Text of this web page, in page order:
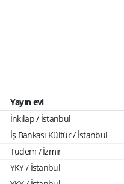
Yayın evi
İnkılap / İstanbul
İş Bankası Kültür / İstanbul
Tudem / İzmir
YKY / İstanbul